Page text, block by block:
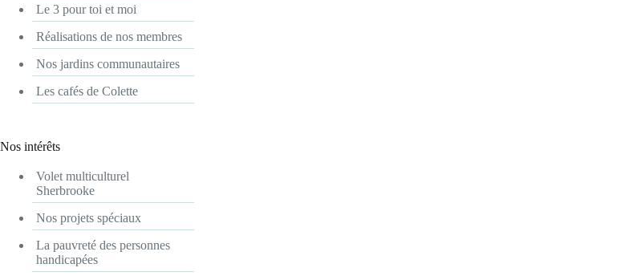
Le 3 pour toi et moi
Réalisations de nos membres
Nos jardins communautaires
Les cafés de Colette
Nos intérêts
Volet multiculturel
Sherbrooke
Nos projets spéciaux
La pauvreté des personnes
handicapées